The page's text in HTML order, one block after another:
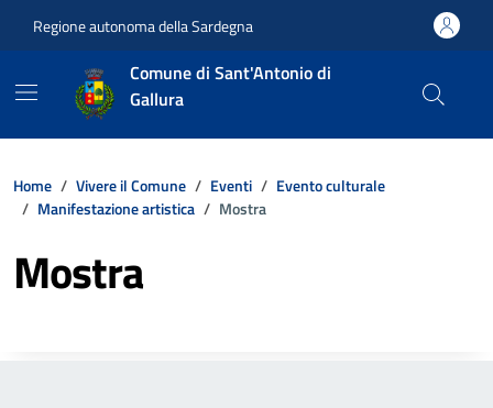
Regione autonoma della Sardegna
Comune di Sant'Antonio di
Gallura
Home Vivere il Comune Eventi
Evento culturale
Manifestazione artistica
Mostra
Mostra